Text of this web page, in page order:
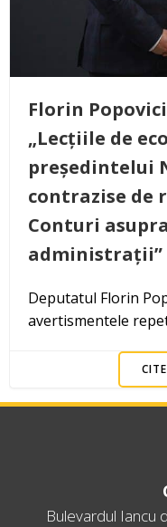
Florin
„Lecțiile de
președintelui
contrazise de
Conturi
administrații”
Deputatul Florin
avertismentele
Bulevardul Iancu